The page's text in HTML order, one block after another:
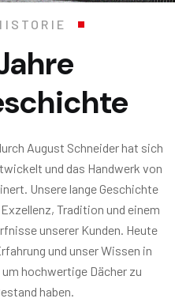
August Schneider hat sich
und das Handwerk von
Unsere lange Geschichte
Tradition und einem
unserer Kunden. Heute
und unser Wissen in
hochwertige Dächer zu
haben.